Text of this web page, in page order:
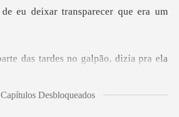
tardes no galpão, dizia
Capítulos Desbloqueados